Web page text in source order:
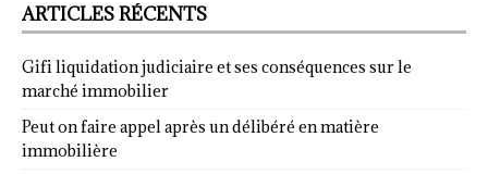
ARTICLES RÉCENTS
Gifi liquidation judiciaire et ses conséquences sur le
marché immobilier
Peut on faire appel après un délibéré en matière
immobilière